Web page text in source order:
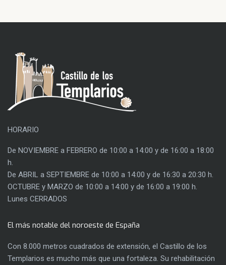
HORARIO
De NOVIEMBRE a FEBRERO de 10:00 a 14:00 y de 16:00 a 18:00
h.
De ABRIL a SEPTIEMBRE de 10:00 a 14:00 y de 16:30 a 20:30 h.
OCTUBRE y MARZO de 10:00 a 14:00 y de 16:00 a 19:00 h.
Lunes CERRADOS
El más notable del noroeste de España
Con 8.000 metros cuadrados de extensión, el Castillo de los
Templarios es mucho más que una fortaleza. Su rehabilitación